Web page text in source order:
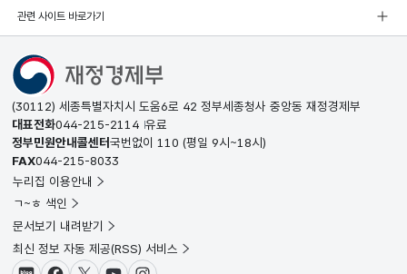
관련 사이트 바로가기
(30112) 세종특별자치시 도움6로 42 정부세종청사 중앙동 재정경제부
대표전화044-215-2114 유료
정부민원안내콜센터국번없이 110 (평일 9시~18시)
FAX044-215-8033
누리집 이용안내
ㄱ~ㅎ 색인
문서보기 내려받기
최신 정보 자동 제공(RSS) 서비스
블로그페이스북X(트위터)유튜브인스타그램